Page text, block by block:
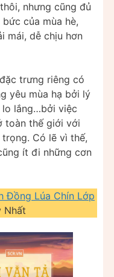
nhưng cũng đủ
của mùa hè,
mái, dễ chịu hơn
trưng riêng có
yêu mùa hạ bởi lý
lo lắng…bởi việc
toàn thế giới với
Có lẽ vì thế,
ít đi những cơn
Đồng Lúa Chín Lớp
Nhất